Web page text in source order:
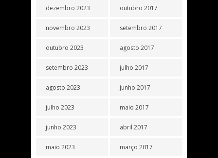
dezembro 2023
novembro 2023
outubro 2023
setembro 2023
agosto 2023
julho 2023
junho 2023
maio 2023
outubro 2017
setembro 2017
agosto 2017
julho 2017
junho 2017
maio 2017
abril 2017
março 2017